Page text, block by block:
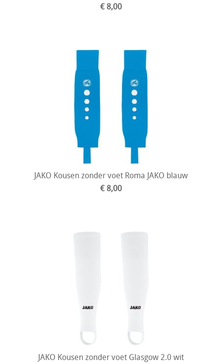
€ 8,00
JAKO Kousen zonder voet Roma JAKO blauw
€ 8,00
JAKO Kousen zonder voet Glasgow 2.0 wit